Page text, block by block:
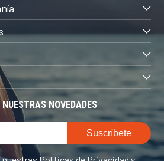
NOVEDADES